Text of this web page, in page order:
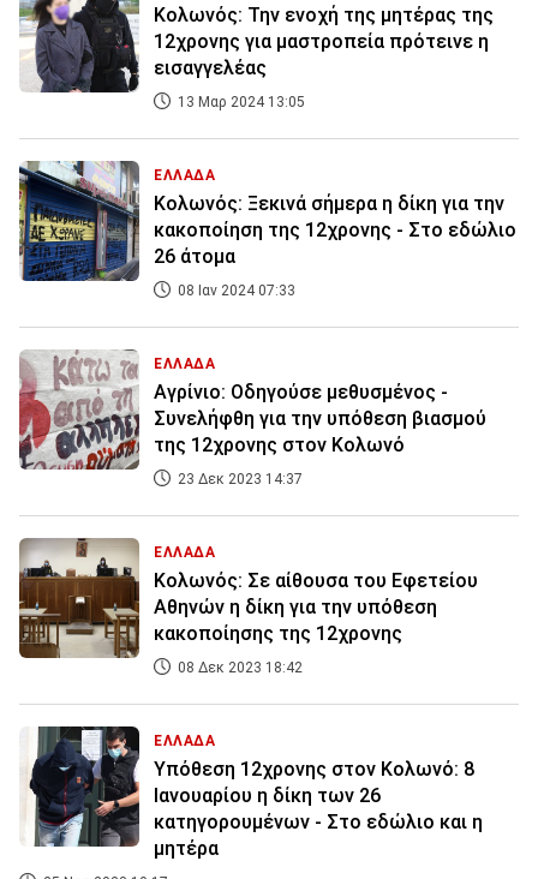
Κολωνός: Την ενοχή της μητέρας της
12χρονης για μαστρoπεία πρότεινε η
εισαγγελέας
13 Μαρ 2024 13:05
ΕΛΛΑΔΑ
Κολωνός: Ξεκινά σήμερα η δίκη για την
κακοποίηση της 12χρονης - Στο εδώλιο
26 άτομα
08 Ιαν 2024 07:33
ΕΛΛΑΔΑ
Αγρίνιο: Οδηγούσε μεθυσμένος -
Συνελήφθη για την υπόθεση βιασμού
της 12χρονης στον Κολωνό
23 Δεκ 2023 14:37
ΕΛΛΑΔΑ
Κολωνός: Σε αίθουσα του Εφετείου
Αθηνών η δίκη για την υπόθεση
κακοποίησης της 12χρονης
08 Δεκ 2023 18:42
ΕΛΛΑΔΑ
Υπόθεση 12χρονης στον Κολωνό: 8
Ιανουαρίου η δίκη των 26
κατηγορουμένων - Στο εδώλιο και η
μητέρα